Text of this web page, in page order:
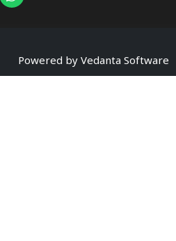
Powered by Vedanta Software